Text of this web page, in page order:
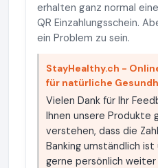
erhalten ganz normal
QR Einzahlungsschein.
ein Problem zu sein.
StayHealthy.ch -
für natürliche
Vielen Dank für Ihr
Ihnen unsere Produkte
verstehen, dass die
Banking umständlich ist
gerne persönlich